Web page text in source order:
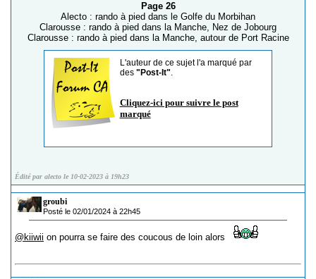
Page 26
Alecto : rando à pied dans le Golfe du Morbihan
Clarousse : rando à pied dans la Manche, Nez de Jobourg
Clarousse : rando à pied dans la Manche, autour de Port Racine
L'auteur de ce sujet l'a marqué par
des "Post-It".
Cliquez-ici pour suivre le post
marqué
Édité par alecto le 10-02-2023 à 19h23
groubi
Posté le 02/01/2024 à 22h45
@kiiwii on pourra se faire des coucous de loin alors